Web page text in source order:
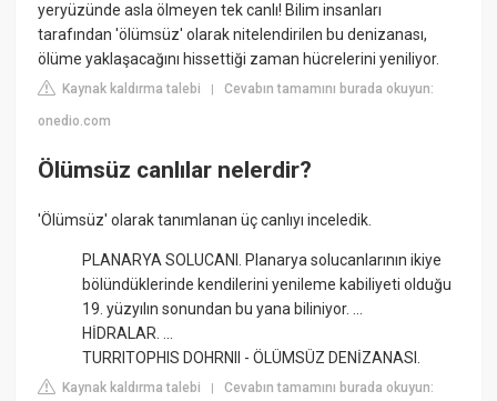
yeryüzünde asla ölmeyen tek canlı! Bilim insanları
tarafından 'ölümsüz' olarak nitelendirilen bu denizanası,
ölüme yaklaşacağını hissettiği zaman hücrelerini yeniliyor.
Kaynak kaldırma talebi |Cevabın tamamını burada okuyun:
onedio.com
Ölümsüz canlılar nelerdir?
'Ölümsüz' olarak tanımlanan üç canlıyı inceledik.
PLANARYA SOLUCANI. Planarya solucanlarının ikiye
bölündüklerinde kendilerini yenileme kabiliyeti olduğu
19. yüzyılın sonundan bu yana biliniyor. ...
HİDRALAR. ...
TURRITOPHIS DOHRNII - ÖLÜMSÜZ DENİZANASI.
Kaynak kaldırma talebi |Cevabın tamamını burada okuyun: